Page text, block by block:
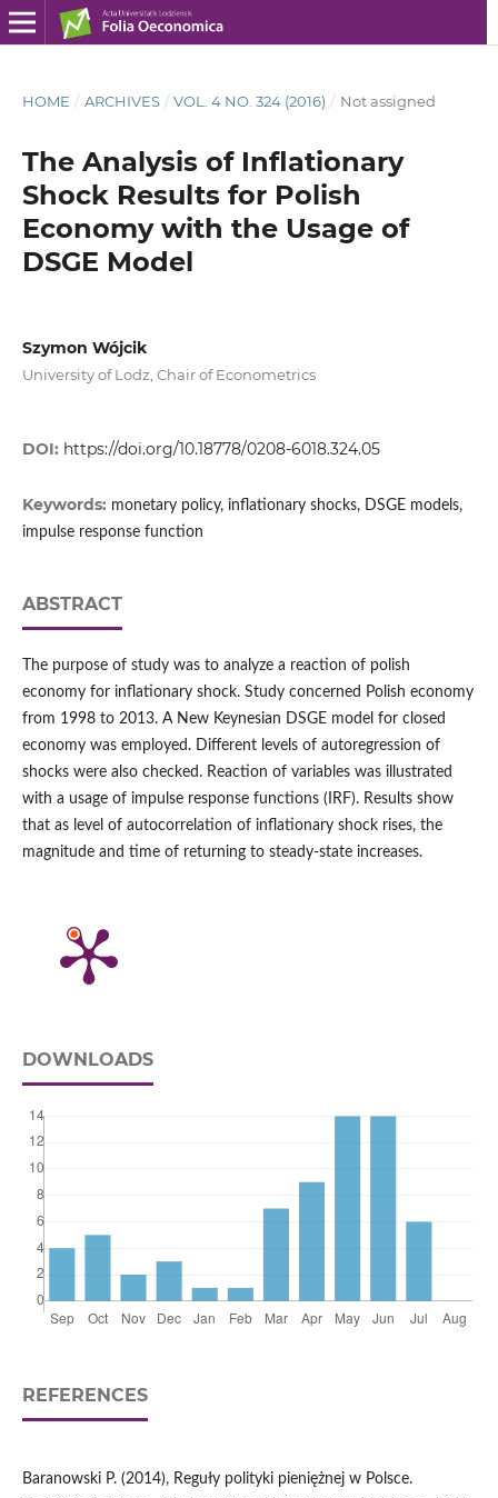
HOME / ARCHIVES / VOL. 4 NO. 324 (2016) / Not assigned
The Analysis of Inflationary
Shock Results for Polish
Economy with the Usage of
DSGE Model
Szymon Wójcik
University of Lodz, Chair of Econometrics
DOI: https://doi.org/10.18778/0208-6018.324.05
Keywords: monetary policy, inflationary shocks, DSGE models,
impulse response function
ABSTRACT
The purpose of study was to analyze a reaction of polish
economy for inflationary shock. Study concerned Polish economy
from 1998 to 2013. A New Keynesian DSGE model for closed
economy was employed. Different levels of autoregression of
shocks were also checked. Reaction of variables was illustrated
with a usage of impulse response functions (IRF). Results show
that as level of autocorrelation of inflationary shock rises, the
magnitude and time of returning to steady-state increases.
DOWNLOADS
REFERENCES
Baranowski P. (2014), Reguły polityki pieniężnej w Polsce.